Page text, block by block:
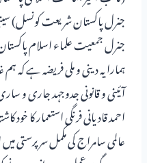
جنرل پاکستان شریعت کونسل)
جنرل جمعیت علماء اسلام
ہمارا یہ دینی و ملی فریضہ ہے
آئینی و قانونی جدوجہد جاری و
احمد قادیانی فرنگی استعمار کا
عالمی سامراج کی مکمل سرپرستی